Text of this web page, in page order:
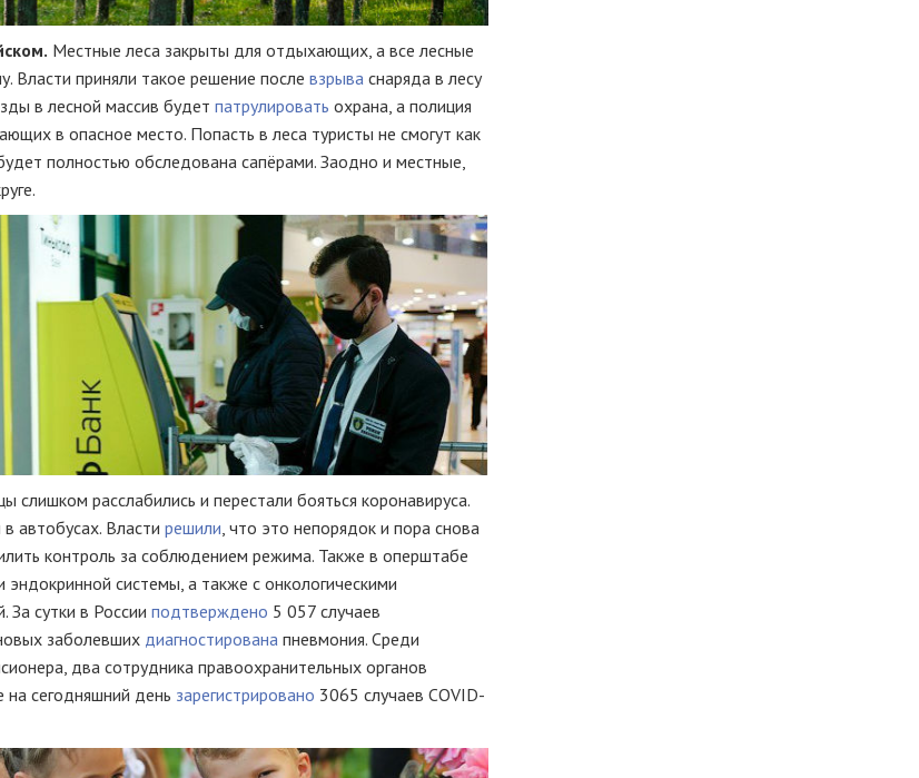
Местные леса закрыты для отдыхающих, а все лесные
Власти приняли такое решение после взрыва снаряда в лесу
в лесной массив будет патрулировать охрана, а полиция
в опасное место. Попасть в леса туристы не смогут как
полностью обследована сапёрами. Заодно и местные,
слишком расслабились и перестали бояться коронавируса.
автобусах. Власти решили , что это непорядок и пора снова
контроль за соблюдением режима. Также в оперштабе
системы, а также с онкологическими
За сутки в России подтверждено 5 057 случаев
заболевших диагностирована пневмония. Среди
два сотрудника правоохранительных органов
на сегодняшний день зарегистрировано 3065 случаев COVID-